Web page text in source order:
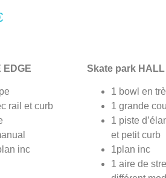
EDGE
rail et curb
inc
Skate park HALL
1 bowl en
1 grande
1 piste
et petit curb
1plan inc
1 aire de